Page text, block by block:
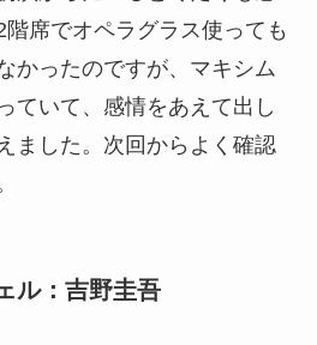
席でオペラグラス使っても
かったのですが、マキシム
ていて、感情をあえて出し
ました。次回からよく確認
ル：吉野圭吾